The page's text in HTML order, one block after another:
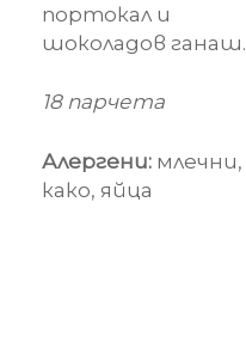
портокал и
шоколадов ганаш.
18 парчета
Алергени:млечни,
како, яйца